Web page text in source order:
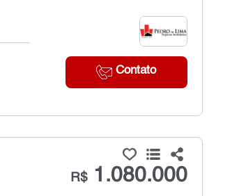
Contato
R$1.080.000